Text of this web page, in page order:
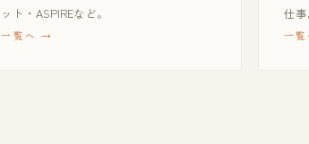
ット・ASPIREなど。
一覧へ
仕
一